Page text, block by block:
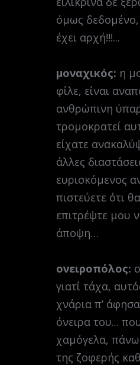
όμως
έχει αρχή!!!...
μοναχικός: η
φίλε, είναι
ανθρώπινη
τρομοκρατεί
είχατε
άλλες
ευρισκόμενος
πιστεύετε ότι
επιτρέψτε μου
άποψη…
ονειροπόλος:
γιατί τάχα,
χνάρια π’
όνειρα του...
χαμόγελα,
της ζοφερής